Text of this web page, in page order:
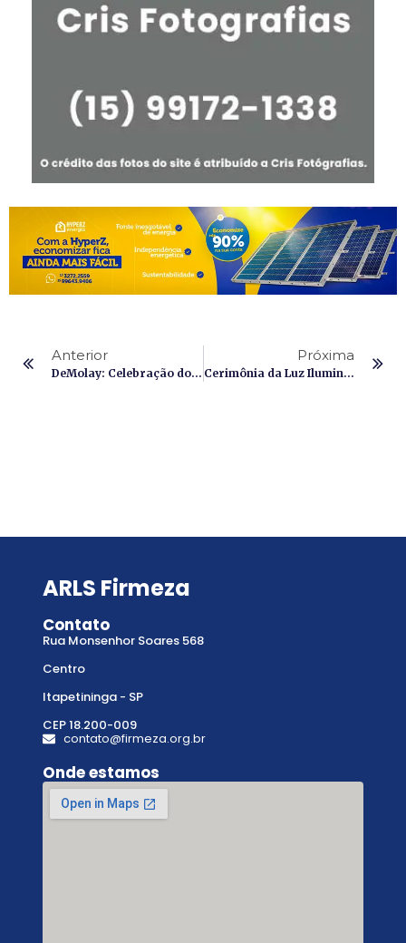
Anterior
DeMolay: Celebração do Dia dos Pais 2025
Próxima
Cerimônia da Luz Ilumina São Miguel Arcanjo com Virtudes DeMolay
ARLS Firmeza
Contato
Rua Monsenhor Soares 568
Centro
Itapetininga - SP
CEP 18.200-009
contato@firmeza.org.br
Onde estamos